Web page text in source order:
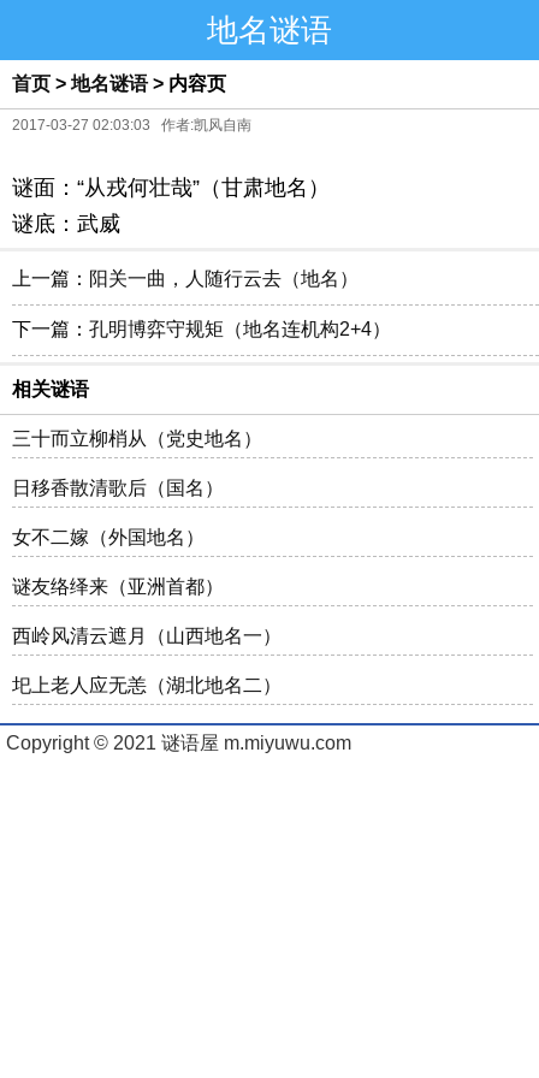
地名谜语
首页 > 地名谜语> 内容页
2017-03-27 02:03:03 作者:凯风自南
谜面：“从戎何壮哉”（甘肃地名）
谜底：武威
上一篇： 阳关一曲，人随行云去（地名）
下一篇： 孔明博弈守规矩（地名连机构2+4）
相关谜语
三十而立柳梢从（党史地名）
日移香散清歌后（国名）
女不二嫁（外国地名）
谜友络绎来（亚洲首都）
西岭风清云遮月（山西地名一）
圯上老人应无恙（湖北地名二）
Copyright © 2021 谜语屋 m.miyuwu.com